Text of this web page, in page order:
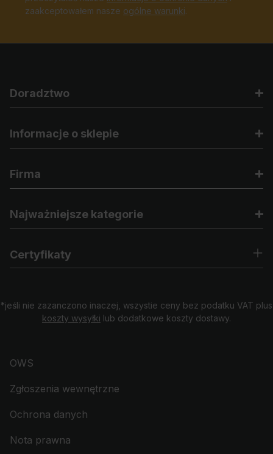
zaakceptowałem nasze ogólne warunki.
Doradztwo
Informacje o sklepie
Firma
Najważniejsze kategorie
Certyfikaty
*jeśli nie zazanczono inaczej, wszystie ceny bez podatku VAT plus
koszty wysyłki lub dodatkowe koszty dostawy.
OWS
Zgłoszenia wewnętrzne
Ochrona danych
Nota prawna